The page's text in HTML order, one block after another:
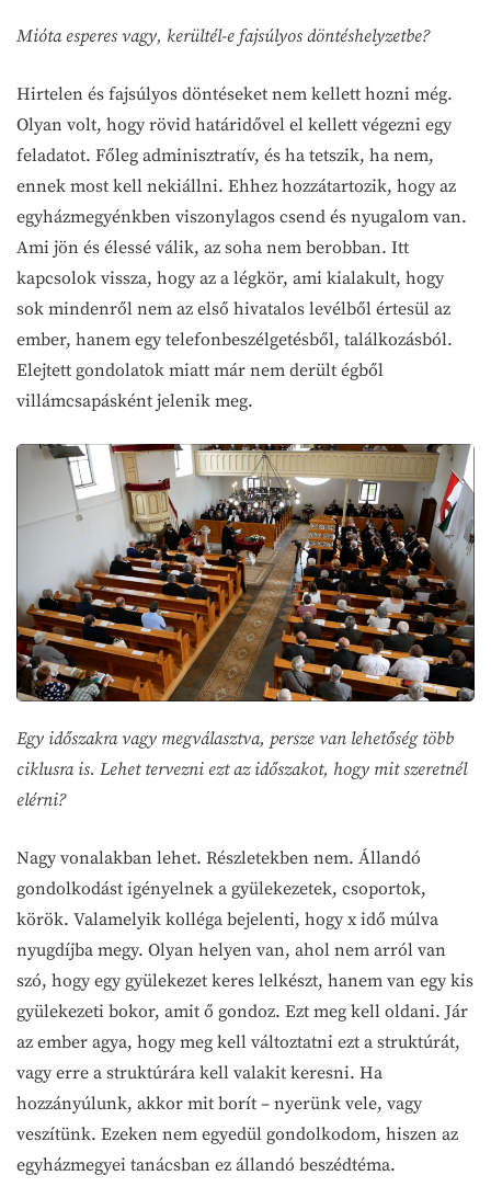
Mióta esperes vagy, kerültél-e fajsúlyos döntéshelyzetbe?
Hirtelen és fajsúlyos döntéseket nem kellett hozni még.
Olyan volt, hogy rövid határidővel el kellett végezni egy
feladatot. Főleg adminisztratív, és ha tetszik, ha nem,
ennek most kell nekiállni. Ehhez hozzátartozik, hogy az
egyházmegyénkben viszonylagos csend és nyugalom van.
Ami jön és élessé válik, az soha nem berobban. Itt
kapcsolok vissza, hogy az a légkör, ami kialakult, hogy
sok mindenről nem az első hivatalos levélből értesül az
ember, hanem egy telefonbeszélgetésből, találkozásból.
Elejtett gondolatok miatt már nem derült égből
villámcsapásként jelenik meg.
Egy időszakra vagy megválasztva, persze van lehetőség több
ciklusra is. Lehet tervezni ezt az időszakot, hogy mit szeretnél
elérni?
Nagy vonalakban lehet. Részletekben nem. Állandó
gondolkodást igényelnek a gyülekezetek, csoportok,
körök. Valamelyik kolléga bejelenti, hogy x idő múlva
nyugdíjba megy. Olyan helyen van, ahol nem arról van
szó, hogy egy gyülekezet keres lelkészt, hanem van egy kis
gyülekezeti bokor, amit ő gondoz. Ezt meg kell oldani. Jár
az ember agya, hogy meg kell változtatni ezt a struktúrát,
vagy erre a struktúrára kell valakit keresni. Ha
hozzányúlunk, akkor mit borít – nyerünk vele, vagy
veszítünk. Ezeken nem egyedül gondolkodom, hiszen az
egyházmegyei tanácsban ez állandó beszédtéma.